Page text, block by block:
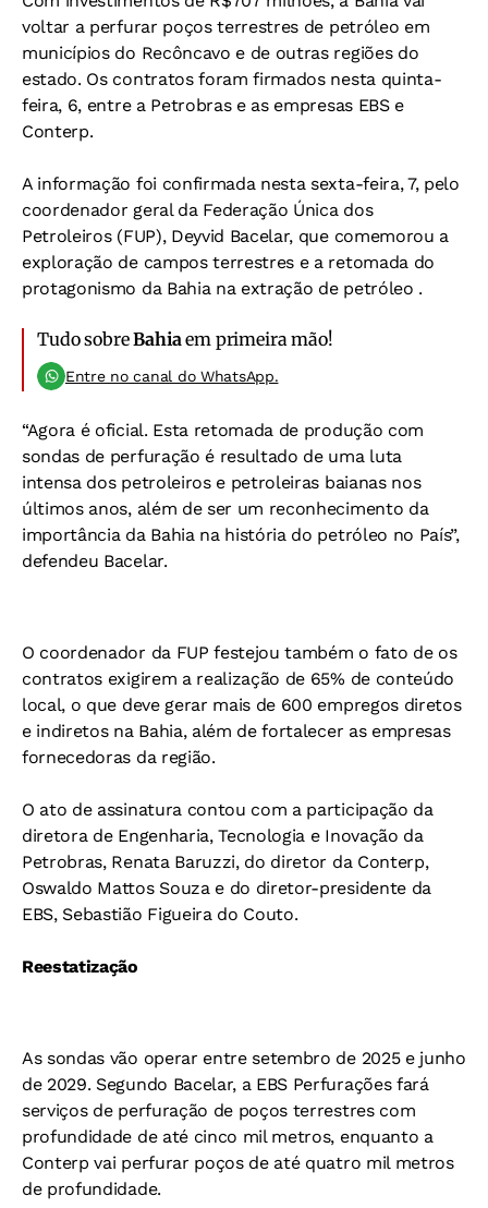
voltar a perfurar poços terrestres de petróleo em
municípios do Recôncavo e de outras regiões do
estado. Os contratos foram firmados nesta quinta-
feira, 6, entre a Petrobras e as empresas EBS e
Conterp.
A informação foi confirmada nesta sexta-feira, 7, pelo
coordenador geral da Federação Única dos
Petroleiros (FUP), Deyvid Bacelar, que comemorou a
exploração de campos terrestres e a retomada do
protagonismo da Bahia na extração de petróleo .
Tudo sobreBahia em primeira mão!
Entre no canal do WhatsApp.
“Agora é oficial. Esta retomada de produção com
sondas de perfuração é resultado de uma luta
intensa dos petroleiros e petroleiras baianas nos
últimos anos, além de ser um reconhecimento da
importância da Bahia na história do petróleo no País”,
defendeu Bacelar.
O coordenador da FUP festejou também o fato de os
contratos exigirem a realização de 65% de conteúdo
local, o que deve gerar mais de 600 empregos diretos
e indiretos na Bahia, além de fortalecer as empresas
fornecedoras da região.
O ato de assinatura contou com a participação da
diretora de Engenharia, Tecnologia e Inovação da
Petrobras, Renata Baruzzi, do diretor da Conterp,
Oswaldo Mattos Souza e do diretor-presidente da
EBS, Sebastião Figueira do Couto.
Reestatização
As sondas vão operar entre setembro de 2025 e junho
de 2029. Segundo Bacelar, a EBS Perfurações fará
serviços de perfuração de poços terrestres com
profundidade de até cinco mil metros, enquanto a
Conterp vai perfurar poços de até quatro mil metros
de profundidade.